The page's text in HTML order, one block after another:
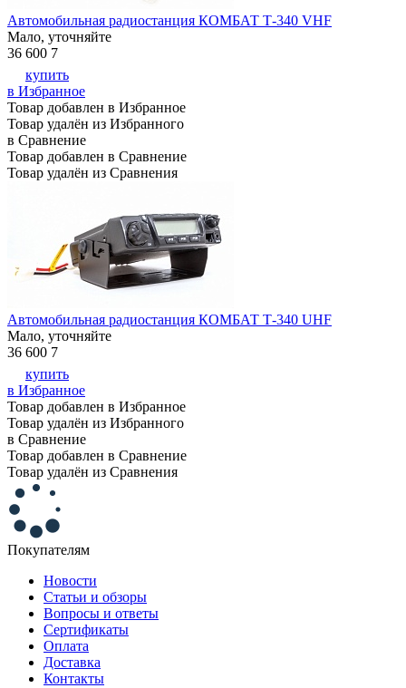
Автомобильная радиостанция КОМБАТ Т-340 VHF
Мало, уточняйте
36 600 7
купить
в Избранное
Товар добавлен в Избранное
Товар удалён из Избранного
в Сравнение
Товар добавлен в Сравнение
Товар удалён из Сравнения
Автомобильная радиостанция КОМБАТ Т-340 UHF
Мало, уточняйте
36 600 7
купить
в Избранное
Товар добавлен в Избранное
Товар удалён из Избранного
в Сравнение
Товар добавлен в Сравнение
Товар удалён из Сравнения
Покупателям
Новости
Статьи и обзоры
Вопросы и ответы
Сертификаты
Оплата
Доставка
Контакты